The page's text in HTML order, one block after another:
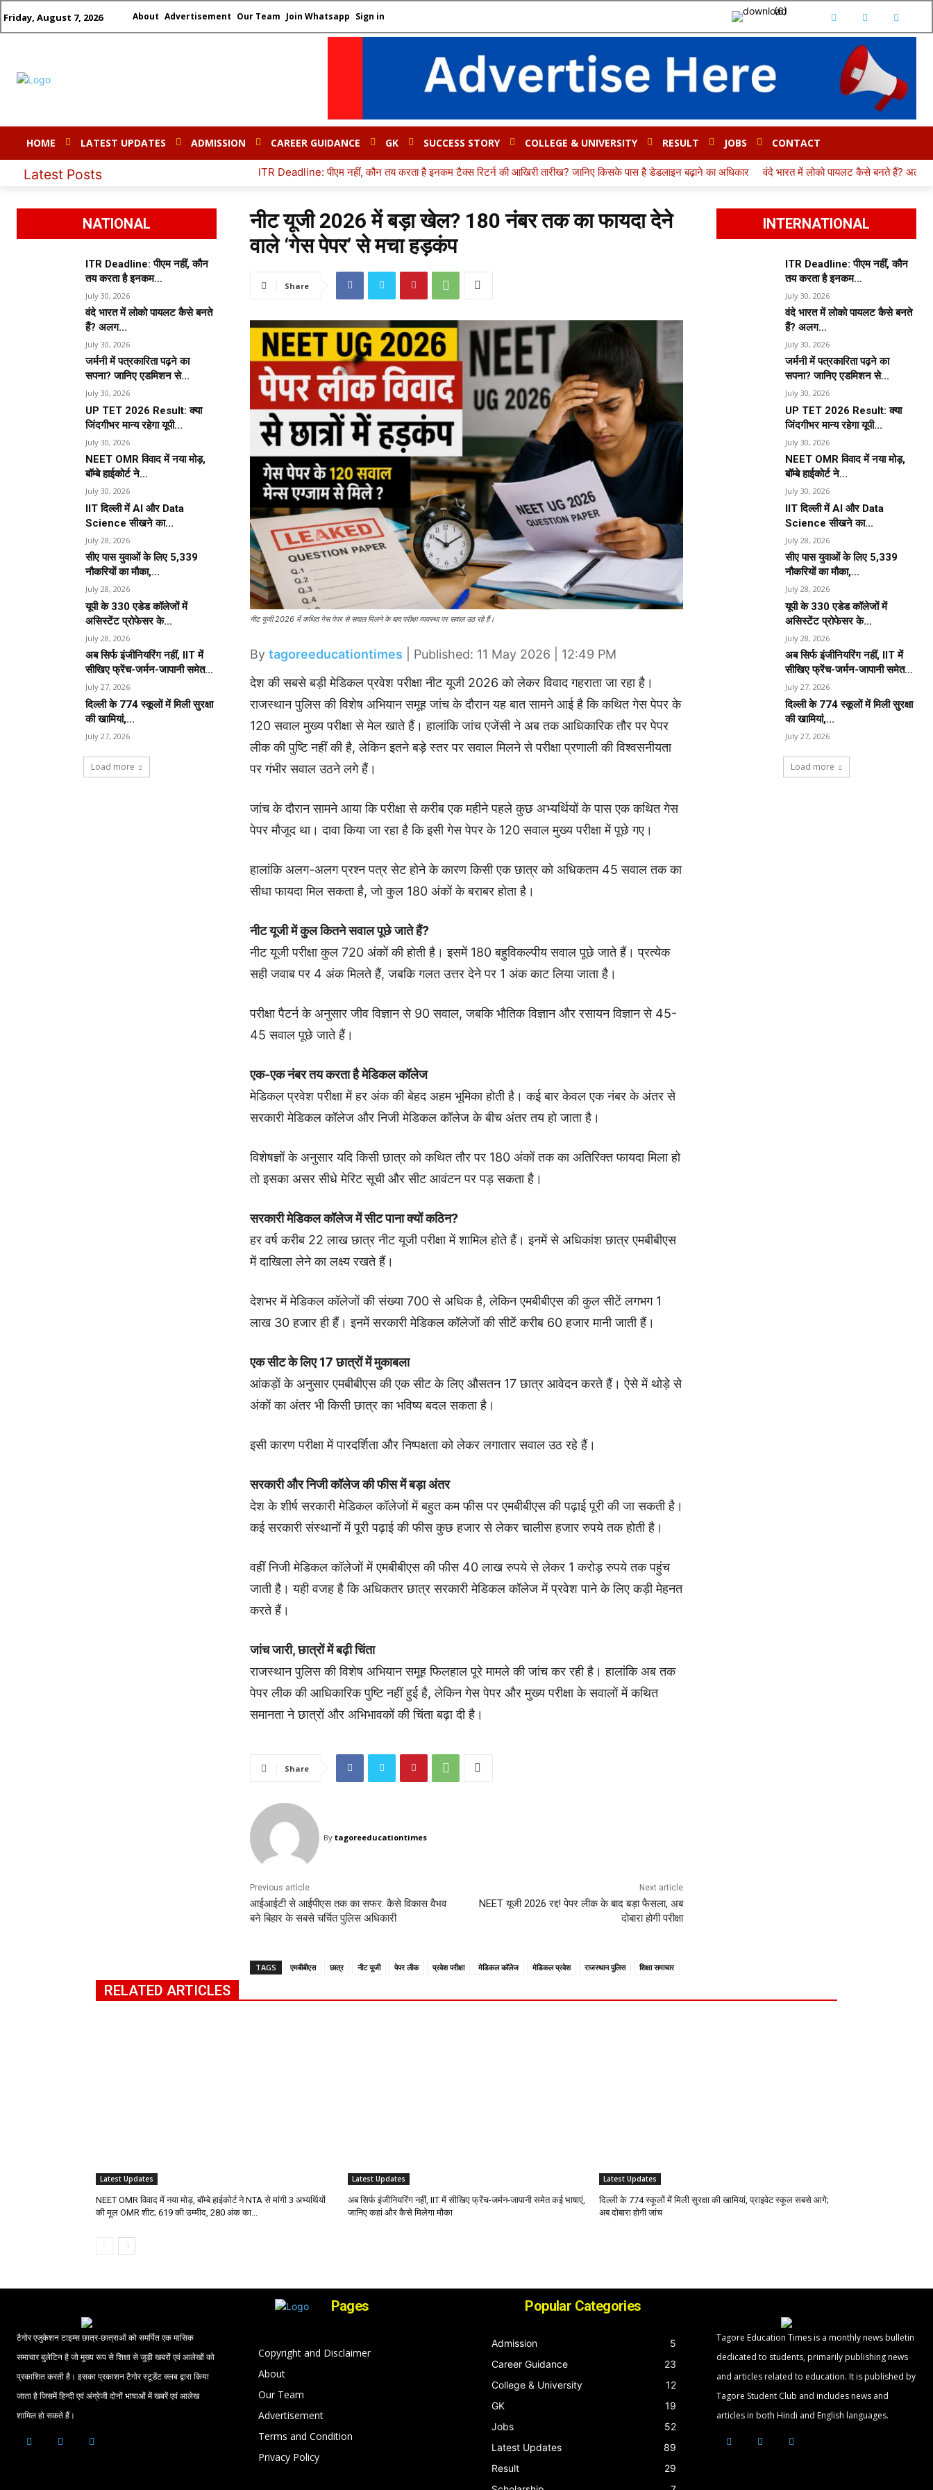
Friday, August 7, 2026 About Advertisement Our Team Join Whatsapp Sign in
HOME LATEST UPDATES ADMISSION CAREER GUIDANCE GK SUCCESS STORY COLLEGE & UNIVERSITY RESULT JOBS CONTACT
Latest Posts ITR Deadline: पीएम नहीं, कौन तय करता है इनकम टैक्स रिटर्न की आखिरी तारीख? जानिए किसके पास है डेडलाइन बढ़ाने का अधिकार वंदे भारत में लोको पायलट कैसे बनते हैं? अलग भर्ती या RRB ALP से एंट्री,
NATIONAL
ITR Deadline: पीएम नहीं, कौन
तय करता है इनकम...
July 30, 2026
वंदे भारत में लोको पायलट कैसे बनते
हैं? अलग...
July 30, 2026
जर्मनी में पत्रकारिता पढ़ने का
सपना? जानिए एडमिशन से...
July 30, 2026
UP TET 2026 Result: क्या
जिंदगीभर मान्य रहेगा यूपी...
July 30, 2026
NEET OMR विवाद में नया मोड़,
बॉम्बे हाईकोर्ट ने...
July 30, 2026
IIT दिल्ली में AI और Data
Science सीखने का...
July 28, 2026
सीए पास युवाओं के लिए 5,339
नौकरियों का मौका,...
July 28, 2026
यूपी के 330 एडेड कॉलेजों में
असिस्टेंट प्रोफेसर के...
July 28, 2026
अब सिर्फ इंजीनियरिंग नहीं, IIT में
सीखिए फ्रेंच-जर्मन-जापानी समेत...
July 27, 2026
दिल्ली के 774 स्कूलों में मिली सुरक्षा
की खामियां,...
July 27, 2026
Load more
नीट यूजी 2026 में बड़ा खेल? 180 नंबर तक का फायदा देने
वाले ‘गेस पेपर’ से मचा हड़कंप
Share
नीट यूजी 2026 में कथित गेस पेपर से सवाल मिलने के बाद परीक्षा व्यवस्था पर सवाल उठ रहे हैं।
By tagoreeducationtimes | Published: 11 May 2026 | 12:49 PM
देश की सबसे बड़ी मेडिकल प्रवेश परीक्षा नीट यूजी 2026 को लेकर विवाद गहराता जा रहा है।
राजस्थान पुलिस की विशेष अभियान समूह जांच के दौरान यह बात सामने आई है कि कथित गेस पेपर के
120 सवाल मुख्य परीक्षा से मेल खाते हैं। हालांकि जांच एजेंसी ने अब तक आधिकारिक तौर पर पेपर
लीक की पुष्टि नहीं की है, लेकिन इतने बड़े स्तर पर सवाल मिलने से परीक्षा प्रणाली की विश्वसनीयता
पर गंभीर सवाल उठने लगे हैं।
जांच के दौरान सामने आया कि परीक्षा से करीब एक महीने पहले कुछ अभ्यर्थियों के पास एक कथित गेस
पेपर मौजूद था। दावा किया जा रहा है कि इसी गेस पेपर के 120 सवाल मुख्य परीक्षा में पूछे गए।
हालांकि अलग-अलग प्रश्न पत्र सेट होने के कारण किसी एक छात्र को अधिकतम 45 सवाल तक का
सीधा फायदा मिल सकता है, जो कुल 180 अंकों के बराबर होता है।
नीट यूजी में कुल कितने सवाल पूछे जाते हैं?
नीट यूजी परीक्षा कुल 720 अंकों की होती है। इसमें 180 बहुविकल्पीय सवाल पूछे जाते हैं। प्रत्येक
सही जवाब पर 4 अंक मिलते हैं, जबकि गलत उत्तर देने पर 1 अंक काट लिया जाता है।
परीक्षा पैटर्न के अनुसार जीव विज्ञान से 90 सवाल, जबकि भौतिक विज्ञान और रसायन विज्ञान से 45-
45 सवाल पूछे जाते हैं।
एक-एक नंबर तय करता है मेडिकल कॉलेज
मेडिकल प्रवेश परीक्षा में हर अंक की बेहद अहम भूमिका होती है। कई बार केवल एक नंबर के अंतर से
सरकारी मेडिकल कॉलेज और निजी मेडिकल कॉलेज के बीच अंतर तय हो जाता है।
विशेषज्ञों के अनुसार यदि किसी छात्र को कथित तौर पर 180 अंकों तक का अतिरिक्त फायदा मिला हो
तो इसका असर सीधे मेरिट सूची और सीट आवंटन पर पड़ सकता है।
सरकारी मेडिकल कॉलेज में सीट पाना क्यों कठिन?
हर वर्ष करीब 22 लाख छात्र नीट यूजी परीक्षा में शामिल होते हैं। इनमें से अधिकांश छात्र एमबीबीएस
में दाखिला लेने का लक्ष्य रखते हैं।
देशभर में मेडिकल कॉलेजों की संख्या 700 से अधिक है, लेकिन एमबीबीएस की कुल सीटें लगभग 1
लाख 30 हजार ही हैं। इनमें सरकारी मेडिकल कॉलेजों की सीटें करीब 60 हजार मानी जाती हैं।
एक सीट के लिए 17 छात्रों में मुकाबला
आंकड़ों के अनुसार एमबीबीएस की एक सीट के लिए औसतन 17 छात्र आवेदन करते हैं। ऐसे में थोड़े से
अंकों का अंतर भी किसी छात्र का भविष्य बदल सकता है।
इसी कारण परीक्षा में पारदर्शिता और निष्पक्षता को लेकर लगातार सवाल उठ रहे हैं।
सरकारी और निजी कॉलेज की फीस में बड़ा अंतर
देश के शीर्ष सरकारी मेडिकल कॉलेजों में बहुत कम फीस पर एमबीबीएस की पढ़ाई पूरी की जा सकती है।
कई सरकारी संस्थानों में पूरी पढ़ाई की फीस कुछ हजार से लेकर चालीस हजार रुपये तक होती है।
वहीं निजी मेडिकल कॉलेजों में एमबीबीएस की फीस 40 लाख रुपये से लेकर 1 करोड़ रुपये तक पहुंच
जाती है। यही वजह है कि अधिकतर छात्र सरकारी मेडिकल कॉलेज में प्रवेश पाने के लिए कड़ी मेहनत
करते हैं।
जांच जारी, छात्रों में बढ़ी चिंता
राजस्थान पुलिस की विशेष अभियान समूह फिलहाल पूरे मामले की जांच कर रही है। हालांकि अब तक
पेपर लीक की आधिकारिक पुष्टि नहीं हुई है, लेकिन गेस पेपर और मुख्य परीक्षा के सवालों में कथित
समानता ने छात्रों और अभिभावकों की चिंता बढ़ा दी है।
Share
By tagoreeducationtimes
Previous article
आईआईटी से आईपीएस तक का सफर: कैसे विकास वैभव
बने बिहार के सबसे चर्चित पुलिस अधिकारी
Next article
NEET यूजी 2026 रद्द! पेपर लीक के बाद बड़ा फैसला, अब
दोबारा होगी परीक्षा
TAGS एमबीबीएस छात्र नीट यूजी पेपर लीक प्रवेश परीक्षा मेडिकल कॉलेज मेडिकल प्रवेश राजस्थान पुलिस शिक्षा समाचार
INTERNATIONAL
ITR Deadline: पीएम नहीं, कौन
तय करता है इनकम...
July 30, 2026
वंदे भारत में लोको पायलट कैसे बनते
हैं? अलग...
July 30, 2026
जर्मनी में पत्रकारिता पढ़ने का
सपना? जानिए एडमिशन से...
July 30, 2026
UP TET 2026 Result: क्या
जिंदगीभर मान्य रहेगा यूपी...
July 30, 2026
NEET OMR विवाद में नया मोड़,
बॉम्बे हाईकोर्ट ने...
July 30, 2026
IIT दिल्ली में AI और Data
Science सीखने का...
July 28, 2026
सीए पास युवाओं के लिए 5,339
नौकरियों का मौका,...
July 28, 2026
यूपी के 330 एडेड कॉलेजों में
असिस्टेंट प्रोफेसर के...
July 28, 2026
अब सिर्फ इंजीनियरिंग नहीं, IIT में
सीखिए फ्रेंच-जर्मन-जापानी समेत...
July 27, 2026
दिल्ली के 774 स्कूलों में मिली सुरक्षा
की खामियां,...
July 27, 2026
Load more
RELATED ARTICLES
Latest Updates
NEET OMR विवाद में नया मोड़, बॉम्बे हाईकोर्ट ने NTA से मांगी 3 अभ्यर्थियों
की मूल OMR शीट; 619 की उम्मीद, 280 अंक का...
Latest Updates
अब सिर्फ इंजीनियरिंग नहीं, IIT में सीखिए फ्रेंच-जर्मन-जापानी समेत कई भाषाएं,
जानिए कहां और कैसे मिलेगा मौका
Latest Updates
दिल्ली के 774 स्कूलों में मिली सुरक्षा की खामियां, प्राइवेट स्कूल सबसे आगे;
अब दोबारा होगी जांच
टैगोर एजुकेशन टाइम्स छात्र-छात्राओं को समर्पित एक मासिक
समाचार बुलेटिन है जो मुख्य रूप से शिक्षा से जुड़ी खबरों एवं आलेखों को
प्रकाशित करती है। इसका प्रकाशन टैगोर स्टूडेंट क्लब द्वारा किया
जाता है जिसमें हिन्दी एवं अंग्रेजी दोनों भाषाओं में खबरें एवं आलेख
शामिल हो सकते हैं।
Pages
Copyright and Disclaimer
About
Our Team
Advertisement
Terms and Condition
Privacy Policy
Popular Categories
Admission
5
Career Guidance
23
College & University
12
GK
19
Jobs
52
Latest Updates
89
Result
29
Tagore Education Times is a monthly news bulletin
dedicated to students, primarily publishing news
and articles related to education. It is published by
Tagore Student Club and includes news and
articles in both Hindi and English languages.